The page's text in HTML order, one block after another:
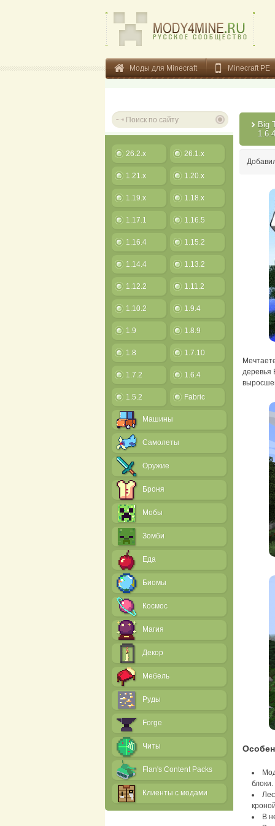
Моды для Minecraft Minecraft PE
26.2.x 26.1.x
1.21.x 1.20.x
1.19.x 1.18.x
1.17.1 1.16.5
1.16.4 1.15.2
1.14.4 1.13.2
1.12.2 1.11.2
1.10.2 1.9.4
1.9 1.8.9
1.8 1.7.10
1.7.2 1.6.4
1.5.2 Fabric
Машины
Самолеты
Оружие
Броня
Мобы
Зомби
Еда
Биомы
Космос
Магия
Декор
Мебель
Руды
Forge
Читы
Flan's Content Packs
Клиенты с модами
Big
деревья
блоки.
В